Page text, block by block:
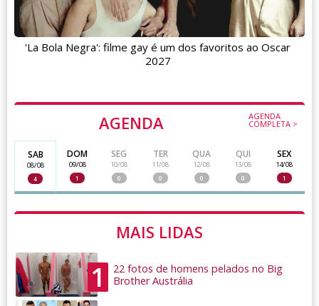
AGENDA AGENDA
COMPLETA >
SAB
08/08
4
DOM
09/08
1
SEG
10/08
0
TER
11/08
0
QUA
12/08
0
QUI
13/08
0
SEX
14/08
1
MAIS LIDAS
1
22 fotos de homens pelados no Big
Brother Austrália
'La Bola Negra': filme gay é um dos favoritos ao Oscar
2027